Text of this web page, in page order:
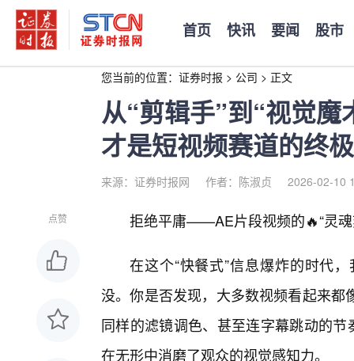
首页 快讯 要闻 股市
您当前的位置： 证券时报 > 公司 > 正文
从“剪辑手”到“视觉
才是短视频赛道的终
来源：证券时报网 作者：陈淑贞 2026-02-10
点赞 拒绝平庸——AE片段视频的🔥“灵魂
在这个“快餐式”信息爆炸的时代
没。你是否发现，大多数视频看起来
同样的滤镜调色、甚至连字幕跳动的
在无形中消磨了观众的视觉感知力。